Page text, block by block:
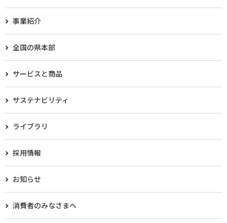
事業紹介
全国の県本部
サービスと商品
サステナビリティ
ライブラリ
採用情報
お知らせ
消費者のみなさまへ